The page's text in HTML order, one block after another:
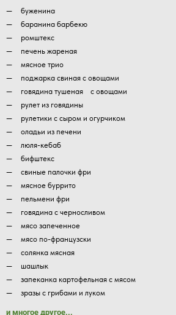
буженина
баранина барбекю
ромштекс
печень жареная
мясное трио
поджарка свиная с овощами
говядина тушеная с овощами
рулет из говядины
рулетики с сыром и огурчиком
оладьи из печени
люля-кебаб
бифштекс
свиные палочки фри
мясное буррито
пельмени фри
говядина с черносливом
мясо запеченное
мясо по-французски
солянка мясная
шашлык
запеканка картофельная с мясом
зразы с грибами и луком
и многое другое...